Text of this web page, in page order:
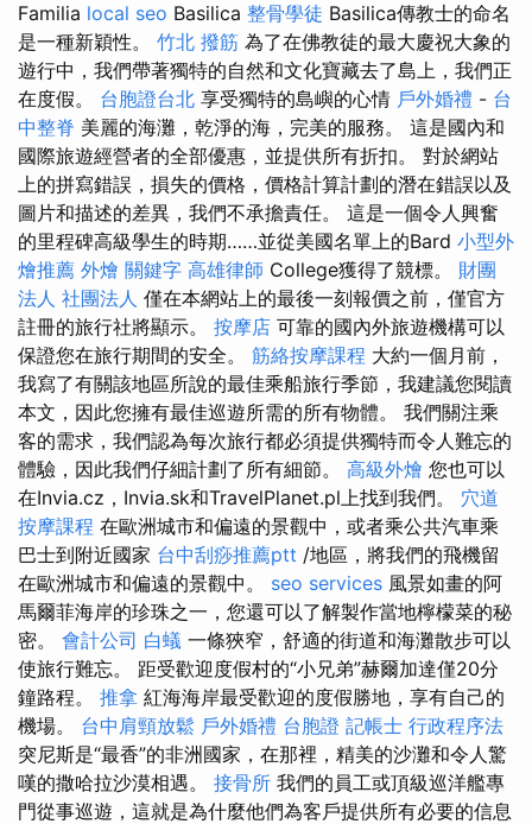
Familia local seo Basilica 整骨學徒 Basilica傳教士的命名
是一種新穎性。 竹北 撥筋 為了在佛教徒的最大慶祝大象的
遊行中，我們帶著獨特的自然和文化寶藏去了島上，我們正
在度假。 台胞證台北 享受獨特的島嶼的心情 戶外婚禮 - 台
中整脊 美麗的海灘，乾淨的海，完美的服務。 這是國內和
國際旅遊經營者的全部優惠，並提供所有折扣。 對於網站
上的拼寫錯誤，損失的價格，價格計算計劃的潛在錯誤以及
圖片和描述的差異，我們不承擔責任。 這是一個令人興奮
的里程碑高級學生的時期……並從美國名單上的Bard 小型外
燴推薦 外燴 關鍵字 高雄律師 College獲得了競標。 財團
法人 社團法人 僅在本網站上的最後一刻報價之前，僅官方
註冊的旅行社將顯示。 按摩店 可靠的國內外旅遊機構可以
保證您在旅行期間的安全。 筋絡按摩課程 大約一個月前，
我寫了有關該地區所說的最佳乘船旅行季節，我建議您閱讀
本文，因此您擁有最佳巡遊所需的所有物體。 我們關注乘
客的需求，我們認為每次旅行都必須提供獨特而令人難忘的
體驗，因此我們仔細計劃了所有細節。 高級外燴 您也可以
在Invia.cz，Invia.sk和TravelPlanet.pl上找到我們。 穴道
按摩課程 在歐洲城市和偏遠的景觀中，或者乘公共汽車乘
巴士到附近國家 台中刮痧推薦ptt /地區，將我們的飛機留
在歐洲城市和偏遠的景觀中。 seo services 風景如畫的阿
馬爾菲海岸的珍珠之一，您還可以了解製作當地檸檬菜的秘
密。 會計公司 白蟻 一條狹窄，舒適的街道和海灘散步可以
使旅行難忘。 距受歡迎度假村的“小兄弟”赫爾加達僅20分
鐘路程。 推拿 紅海海岸最受歡迎的度假勝地，享有自己的
機場。 台中肩頸放鬆 戶外婚禮 台胞證 記帳士 行政程序法
突尼斯是“最香”的非洲國家，在那裡，精美的沙灘和令人驚
嘆的撒哈拉沙漠相遇。 接骨所 我們的員工或頂級巡洋艦專
門從事巡遊，這就是為什麼他們為客戶提供所有必要的信息